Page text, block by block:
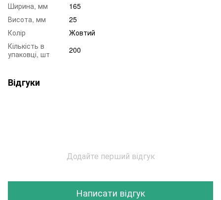
Ширина, мм
165
Висота, мм
25
Колір
Жовтий
Кількість в
упаковці, шт
200
Відгуки
Додайте перший відгук
Написати відгук